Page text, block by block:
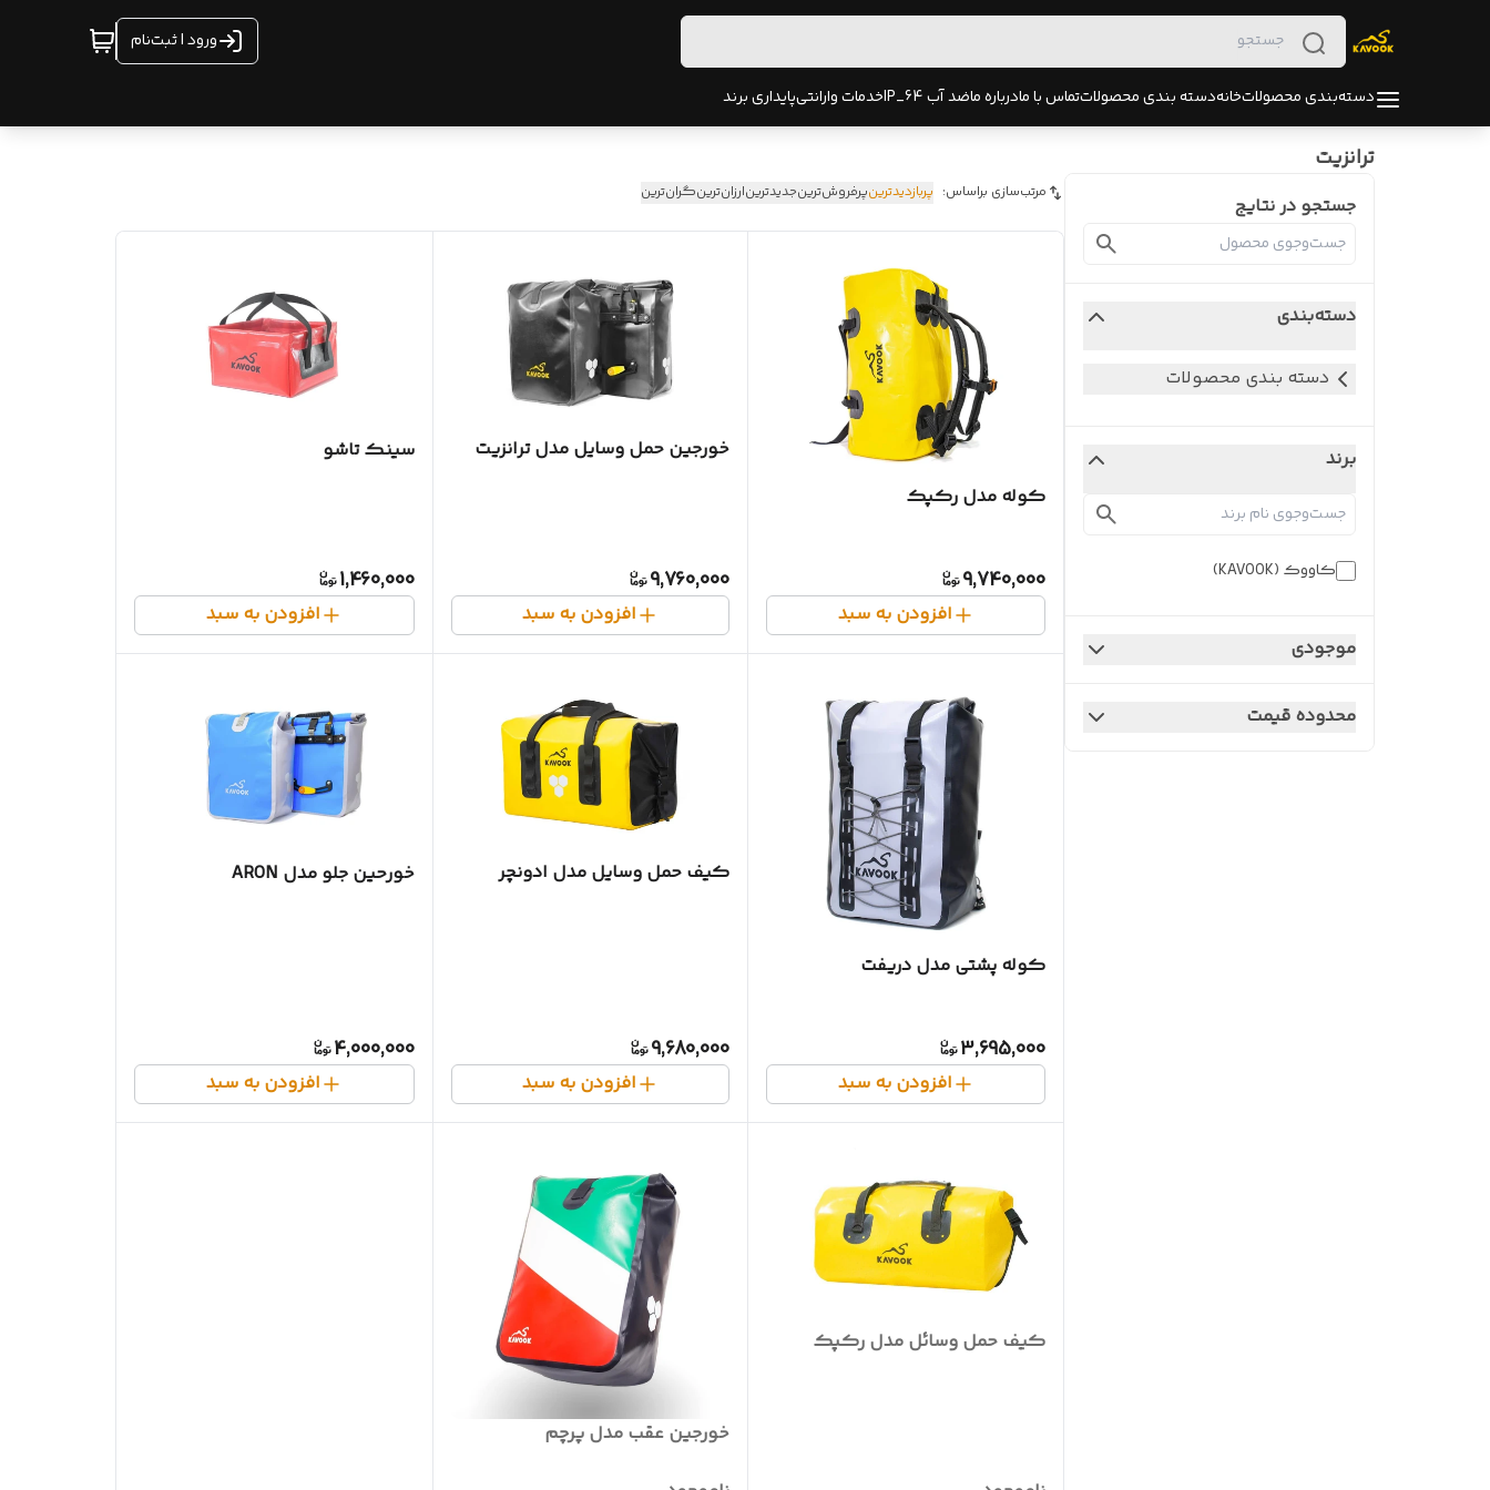
ورود | ثبت‌نام
دسته‌بندی محصولاتخانهدسته بندی محصولاتتماس با مادرباره ماضد آب IP_64 خدمات وارانتیپایداری برند
ترانزیت
جستجو در نتایج
دسته‌بندی
دسته بندی محصولات
برند
کاووک (KAVOOK)
موجودی
محدوده قیمت
مرتب‌سازی براساس: پربازدیدترینپرفروش‌ترینجدیدترینارزان‌ترینگران‌ترین
کوله مدل رکپک
9,740,000
افزودن به سبد
خورجین حمل وسایل مدل ترانزیت
9,760,000
افزودن به سبد
سینک تاشو
1,460,000
افزودن به سبد
کوله پشتی مدل دریفت
3,695,000
افزودن به سبد
کیف حمل وسایل مدل ادونچر
9,680,000
افزودن به سبد
خورحین جلو مدل ARON
4,000,000
افزودن به سبد
کیف حمل وسائل مدل رکپک
خورجین عقب مدل پرچم